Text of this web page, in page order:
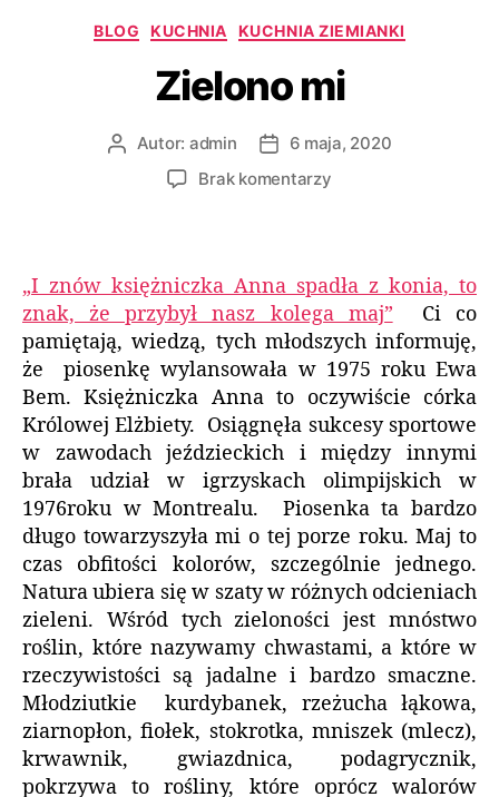
BLOG KUCHNIA KUCHNIA ZIEMIANKI
Zielono mi
Autor: admin
6 maja, 2020
Brak komentarzy
„I znów księżniczka Anna spadła z konia, to
znak, że przybył nasz kolega maj” Ci co
pamiętają, wiedzą, tych młodszych informuję,
że piosenkę wylansowała w 1975 roku Ewa
Bem. Księżniczka Anna to oczywiście córka
Królowej Elżbiety. Osiągnęła sukcesy sportowe
w zawodach jeździeckich i między innymi
brała udział w igrzyskach olimpijskich w
1976roku w Montrealu. Piosenka ta bardzo
długo towarzyszyła mi o tej porze roku. Maj to
czas obfitości kolorów, szczególnie jednego.
Natura ubiera się w szaty w różnych odcieniach
zieleni. Wśród tych zieloności jest mnóstwo
roślin, które nazywamy chwastami, a które w
rzeczywistości są jadalne i bardzo smaczne.
Młodziutkie kurdybanek, rzeżucha łąkowa,
ziarnopłon, fiołek, stokrotka, mniszek (mlecz),
krwawnik, gwiazdnica, podagrycznik,
pokrzywa to rośliny, które oprócz walorów